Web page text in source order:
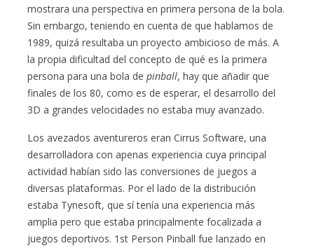
mostrara una perspectiva en primera persona de la bola.
Sin embargo, teniendo en cuenta de que hablamos de
1989, quizá resultaba un proyecto ambicioso de más. A
la propia dificultad del concepto de qué es la primera
persona para una bola depinball, hay que añadir que
finales de los 80, como es de esperar, el desarrollo del
3D a grandes velocidades no estaba muy avanzado.
Los avezados aventureros eran Cirrus Software, una
desarrolladora con apenas experiencia cuya principal
actividad habían sido las conversiones de juegos a
diversas plataformas. Por el lado de la distribución
estaba Tynesoft, que sí tenía una experiencia más
amplia pero que estaba principalmente focalizada a
juegos deportivos. 1st Person Pinball fue lanzado en